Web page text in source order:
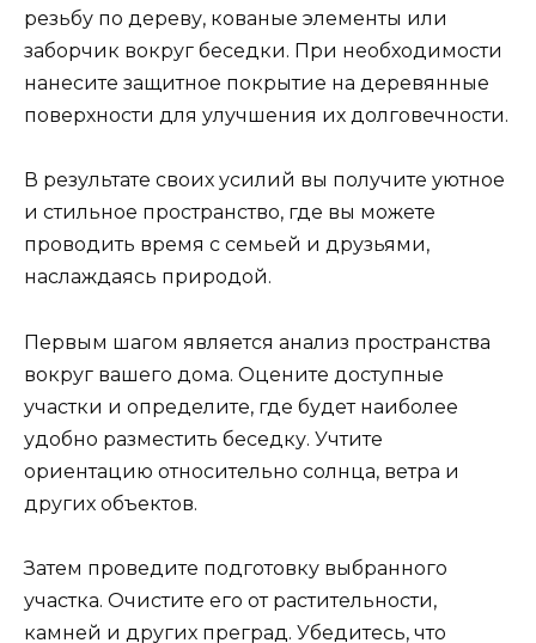
резьбу по дереву, кованые элементы или
заборчик вокруг беседки. При необходимости
нанесите защитное покрытие на деревянные
поверхности для улучшения их долговечности.
В результате своих усилий вы получите уютное
и стильное пространство, где вы можете
проводить время с семьей и друзьями,
наслаждаясь природой.
Первым шагом является анализ пространства
вокруг вашего дома. Оцените доступные
участки и определите, где будет наиболее
удобно разместить беседку. Учтите
ориентацию относительно солнца, ветра и
других объектов.
Затем проведите подготовку выбранного
участка. Очистите его от растительности,
камней и других преград. Убедитесь, что